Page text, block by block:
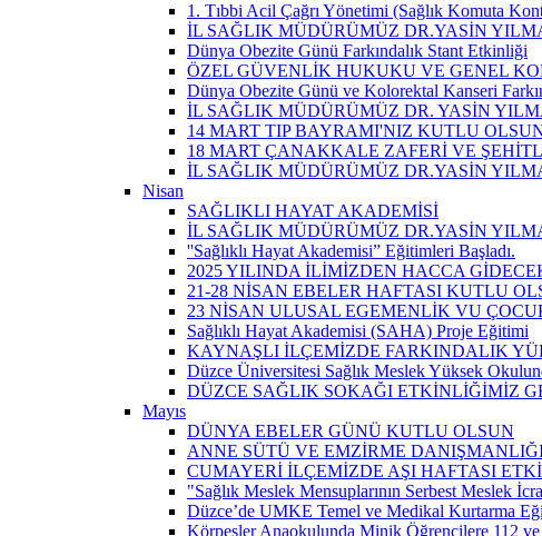
1. Tıbbi Acil Çağrı Yönetimi (Sağlık Komuta
İL SAĞLIK MÜDÜRÜMÜZ DR.YASİN
Dünya Obezite Günü Farkındalık Stant Etkinliği
ÖZEL GÜVENLİK HUKUKU VE GENEL
Dünya Obezite Günü ve Kolorektal Kanseri
İL SAĞLIK MÜDÜRÜMÜZ DR. YASİN
14 MART TIP BAYRAMI'NIZ KUTLU
18 MART ÇANAKKALE ZAFERİ VE
İL SAĞLIK MÜDÜRÜMÜZ DR.YASİN
Nisan
SAĞLIKLI HAYAT AKADEMİSİ
İL SAĞLIK MÜDÜRÜMÜZ DR.YASİN
''Sağlıklı Hayat Akademisi” Eğitimleri Başladı.
2025 YILINDA İLİMİZDEN HACCA
21-28 NİSAN EBELER HAFTASI KUTLU
23 NİSAN ULUSAL EGEMENLİK VU
Sağlıklı Hayat Akademisi (SAHA) Proje Eğitimi
KAYNAŞLI İLÇEMİZDE FARKINDALIK
Düzce Üniversitesi Sağlık Meslek Yüksek
DÜZCE SAĞLIK SOKAĞI ETKİNLİĞİMİZ
Mayıs
DÜNYA EBELER GÜNÜ KUTLU OLSUN
ANNE SÜTÜ VE EMZİRME
CUMAYERİ İLÇEMİZDE AŞI HAFTASI
"Sağlık Meslek Mensuplarının Serbest Meslek
Düzce’de UMKE Temel ve Medikal Kurtarma
Körpeşler Anaokulunda Minik Öğrencilere 112 ve